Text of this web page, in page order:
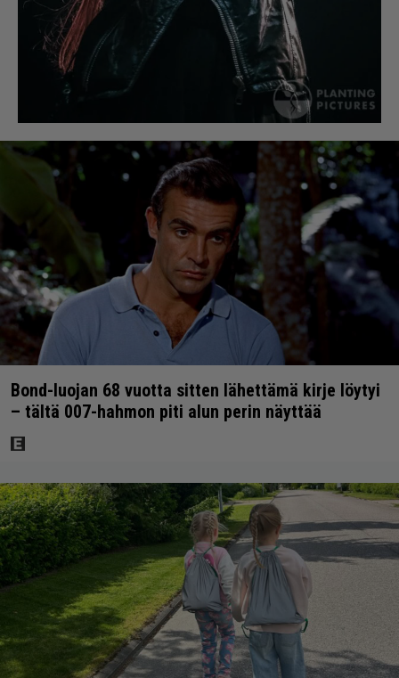
Bond-luojan 68 vuotta sitten lähettämä kirje löytyi
– tältä 007-hahmon piti alun perin näyttää